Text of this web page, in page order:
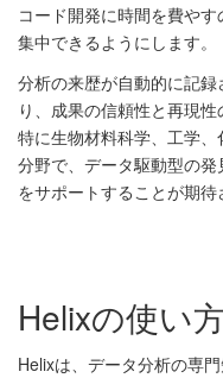
コード開発に時間を費や
集中できるようにします。
分析の来歴が自動的に記
り、成果の信頼性と再現性
特に生物材料科学、工学
分野で、データ駆動型の
をサポートすることが期待
Helixの使い
Helixは、データ分析の専